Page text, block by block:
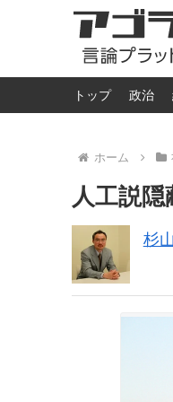
トップ 政治
ホーム
人工説
杉